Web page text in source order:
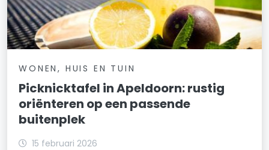
WONEN, HUIS EN TUIN
Picknicktafel in Apeldoorn: rustig
oriënteren op een passende
buitenplek
15 februari 2026